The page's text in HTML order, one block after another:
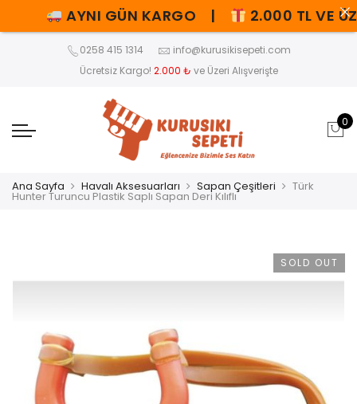
0258 415 1314
info@kurusikisepeti.com
Ücretsiz Kargo! 2.000 ₺ ve Üzeri Alışverişte
0
Ana Sayfa Havalı Aksesuarları Sapan Çeşitleri Türk
Hunter Turuncu Plastik Saplı Sapan Deri Kılıflı
SOLD OUT
AYNI GÜN KARGO | 2.000 TL VE